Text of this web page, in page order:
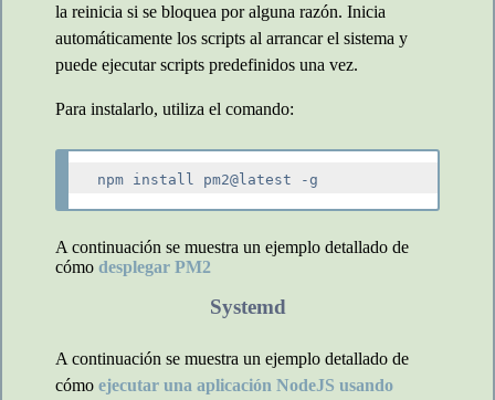
la reinicia si se bloquea por alguna razón. Inicia
automáticamente los scripts al arrancar el sistema y
puede ejecutar scripts predefinidos una vez.
Para instalarlo, utiliza el comando:
A continuación se muestra un ejemplo detallado de
cómo desplegar PM2
Systemd
A continuación se muestra un ejemplo detallado de
cómo ejecutar una aplicación NodeJS usando